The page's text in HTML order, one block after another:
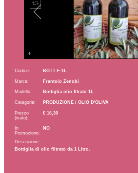
Codice: BOTT-F-1L
Marca: Frantoio Zenobi
Modello: Bottiglia olio fltrato 1L
Categoria: PRODUZIONE / OLIO D'OLIVA
Prezzo
(ivato):
€ 16,30
In
Promozione:
NO
Descrizione:
Bottiglia di olio filtrato da 1 Litro.